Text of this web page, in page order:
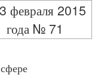
февраля 2015
года № 71